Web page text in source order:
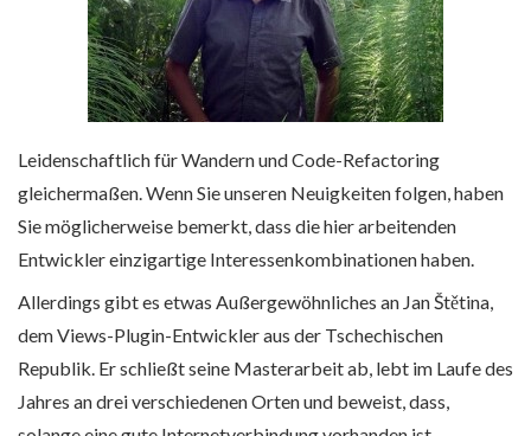
Leidenschaftlich für Wandern und Code-Refactoring
gleichermaßen. Wenn Sie unseren Neuigkeiten folgen, haben
Sie möglicherweise bemerkt, dass die hier arbeitenden
Entwickler einzigartige Interessenkombinationen haben.
Allerdings gibt es etwas Außergewöhnliches an Jan Štětina,
dem Views-Plugin-Entwickler aus der Tschechischen
Republik. Er schließt seine Masterarbeit ab, lebt im Laufe des
Jahres an drei verschiedenen Orten und beweist, dass,